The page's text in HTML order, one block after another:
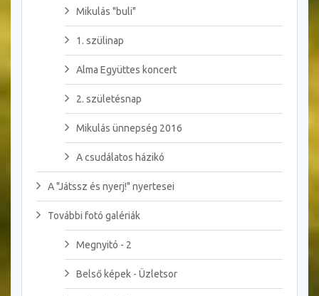
Mikulás "buli"
1. szülinap
Alma Együttes koncert
2. születésnap
Mikulás ünnepség 2016
A csudálatos házikó
A "Játssz és nyerj!" nyertesei
További fotó galériák
Megnyitó - 2
Belső képek - Üzletsor